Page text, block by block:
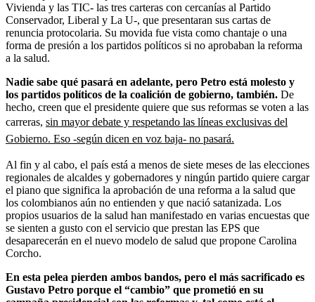
Vivienda y las TIC- las tres carteras con cercanías al Partido
Conservador, Liberal y La U-, que presentaran sus cartas de
renuncia protocolaria. Su movida fue vista como chantaje o una
forma de presión a los partidos políticos si no aprobaban la reforma
a la salud.
Nadie sabe qué pasará en adelante, pero Petro está molesto y
los partidos políticos de la coalición de gobierno, también. De
hecho, creen que el presidente quiere que sus reformas se voten a las
carreras, sin mayor debate y respetando las líneas exclusivas del
Gobierno. Eso -según dicen en voz baja- no pasará.
Al fin y al cabo, el país está a menos de siete meses de las elecciones
regionales de alcaldes y gobernadores y ningún partido quiere cargar
el piano que significa la aprobación de una reforma a la salud que
los colombianos aún no entienden y que nació satanizada. Los
propios usuarios de la salud han manifestado en varias encuestas que
se sienten a gusto con el servicio que prestan las EPS que
desaparecerán en el nuevo modelo de salud que propone Carolina
Corcho.
En esta pelea pierden ambos bandos, pero el más sacrificado es
Gustavo Petro porque el “cambio” que prometió en su